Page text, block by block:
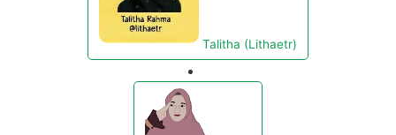
Talitha (Lithaetr)